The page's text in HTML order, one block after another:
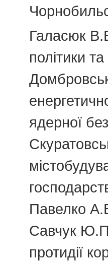
Галасюк
політики
ядерної
Павелко
Савчук Ю.П.
протидії